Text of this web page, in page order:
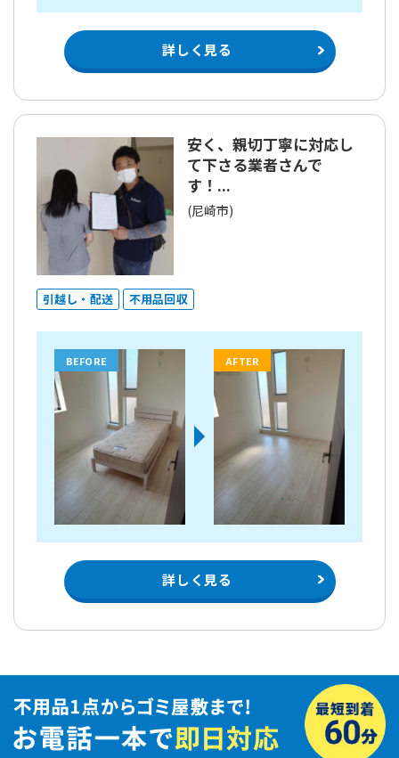
詳しく見る
安く、親切丁寧に対応し
て下さる業者さんで
す！...
(尼崎市)
引越し・配送 不用品回収
BEFORE AFTER
詳しく見る